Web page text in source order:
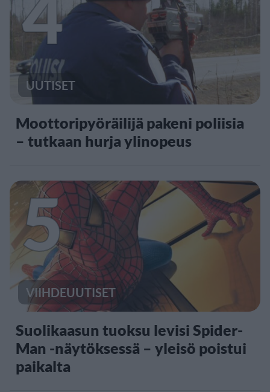
UUTISET
Moottoripyöräilijä pakeni poliisia
– tutkaan hurja ylinopeus
5
VIIHDEUUTISET
Suolikaasun tuoksu levisi Spider-
Man -näytöksessä – yleisö poistui
paikalta